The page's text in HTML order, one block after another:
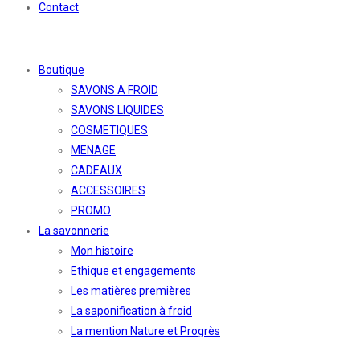
Contact
Boutique
SAVONS A FROID
SAVONS LIQUIDES
COSMETIQUES
MENAGE
CADEAUX
ACCESSOIRES
PROMO
La savonnerie
Mon histoire
Ethique et engagements
Les matières premières
La saponification à froid
La mention Nature et Progrès